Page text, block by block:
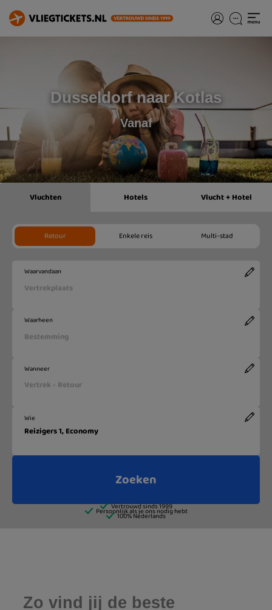
Dusseldorf naar Kotlas
Vanaf
Zo vind jij de beste